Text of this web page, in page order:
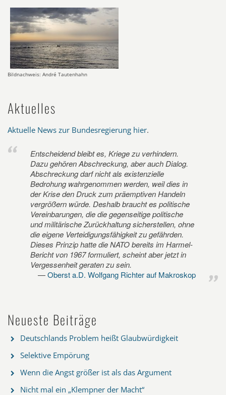
Bildnachweis: André Tautenhahn
Aktuelles
Aktuelle News zur Bundesregierung hier.
Entscheidend bleibt es, Kriege zu verhindern.
Dazu gehören Abschreckung, aber auch Dialog.
Abschreckung darf nicht als existenzielle
Bedrohung wahrgenommen werden, weil dies in
der Krise den Druck zum präemptiven Handeln
vergrößern würde. Deshalb braucht es politische
Vereinbarungen, die die gegenseitige politische
und militärische Zurückhaltung sicherstellen, ohne
die eigene Verteidigungsfähigkeit zu gefährden.
Dieses Prinzip hatte die NATO bereits im Harmel-
Bericht von 1967 formuliert, scheint aber jetzt in
Vergessenheit geraten zu sein.
Oberst a.D. Wolfgang Richter auf Makroskop
Neueste Beiträge
Deutschlands Problem heißt Glaubwürdigkeit
Selektive Empörung
Wenn die Angst größer ist als das Argument
Nicht mal ein „Klempner der Macht“